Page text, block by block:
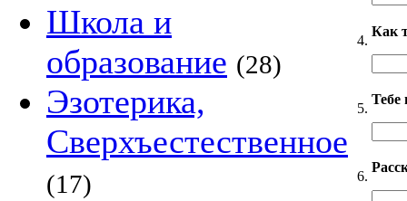
Школа и
образование (28)
Эзотерика,
Сверхъестественное
(17)
4.
Как
5.
Тебе
6.